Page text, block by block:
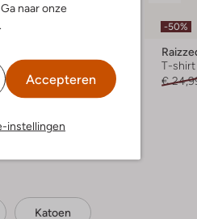
naar onze
.
Accepteren
instellingen
Laatste maten
T-shirt
€ 39,99 € 27,99
-50%
T-shirt
€
Katoen